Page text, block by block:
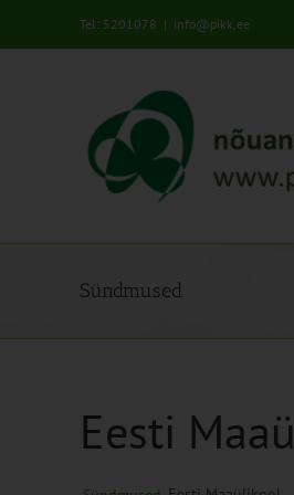
Tel: 5201078 | info@pikk.ee
Sündmused
Eesti